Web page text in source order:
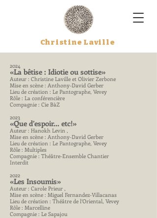
Christine Laville
2024
«La bêtise : Idiotie ou sottise»
Auteur : Christine Laville et Olivier Zerbone
Mise en scène : Anthony-David Gerber
Lieu de création : Le Pantographe, Vevey
Rôle : La conférencière
Compagnie : Cie BàZ
2023
«Que d’espoir... etc!»
Auteur : Hanokh Levin ,
Mise en scène : Anthony-David Gerber
Lieu de création : Le Pantographe, Vevey
Rôle : Multiples
Compagnie : Théâtre-Ensemble Chantier
Interdit
2022
«Les Insoumis»
Auteur : Carole Prieur ,
Mise en scène : Miguel Fernandez-Villacanas
Lieu de création : Théâtre de l’Oriental, Vevey
Rôle : Marcelline
Compagnie : Le Sapajou